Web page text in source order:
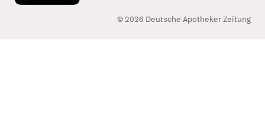
© 2026 Deutsche Apotheker Zeitung